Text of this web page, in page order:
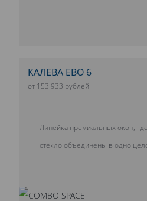
КАЛЕВА ЕВО 6
от 153 933 рублей
Линейка премиальных окон,
стекло объединены в одно